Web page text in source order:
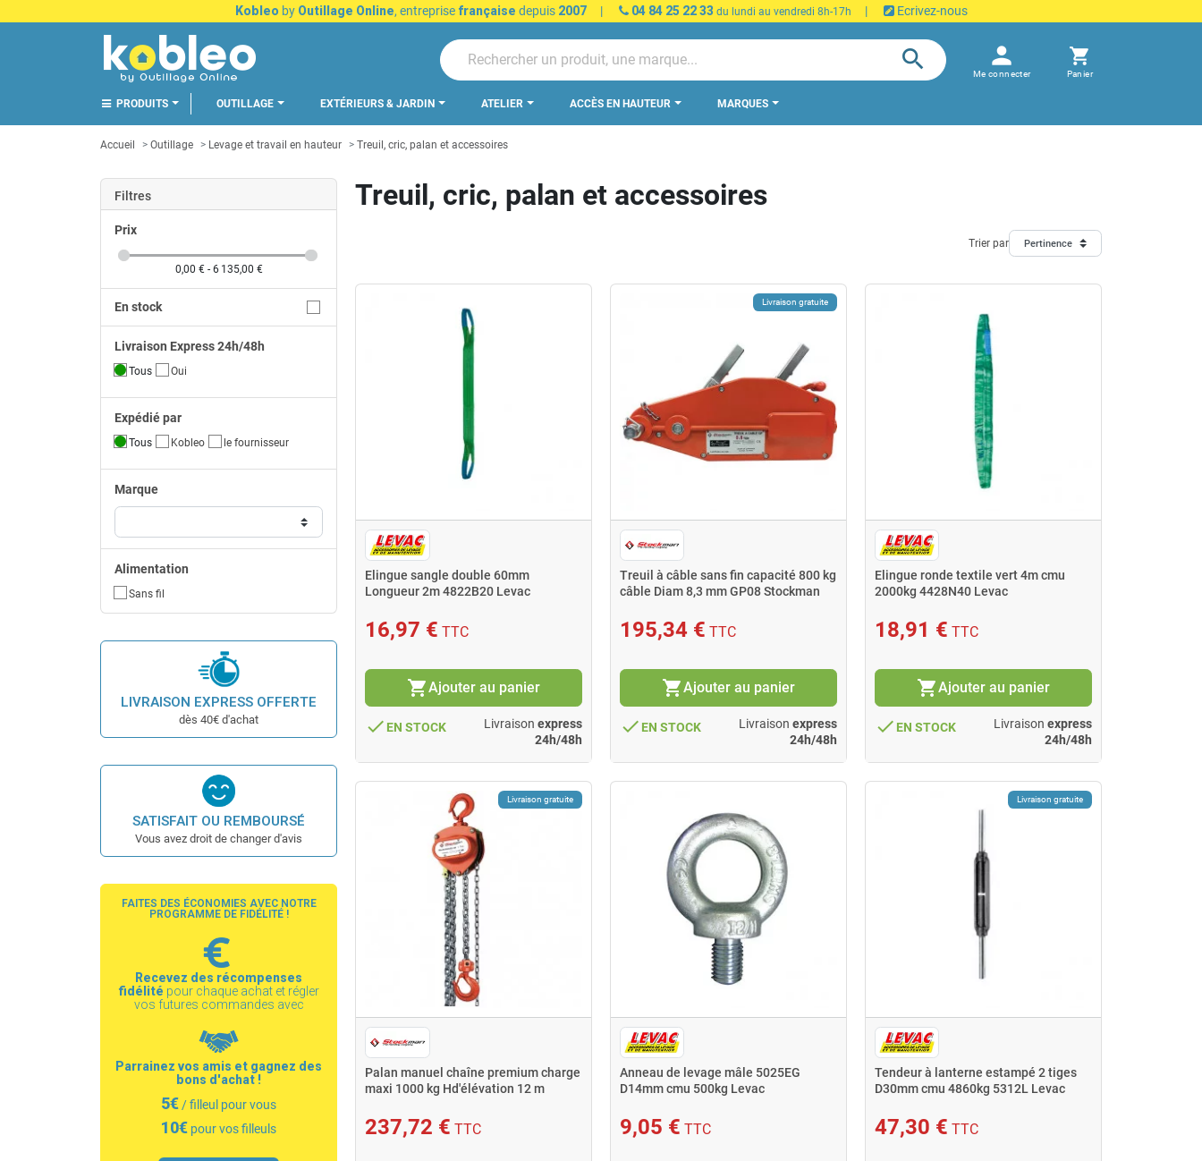
Kobleo by Outillage Online, entreprise française depuis 2007 | 04 84 25 22 33 du lundi au vendredi 8h-17h | Ecrivez-nous
search person
Me connecter
shopping_cart
Panier
PRODUITS OUTILLAGE EXTÉRIEURS & JARDIN ATELIER ACCÈS EN HAUTEUR MARQUES
Accueil Outillage Levage et travail en hauteur Treuil, cric, palan et accessoires
Filtres
Prix
0,00 € - 6 135,00 €
En stock
Livraison Express 24h/48h
Tous Oui
Expédié par
Tous Kobleo le fournisseur
Marque
Alimentation
Sans fil
LIVRAISON EXPRESS OFFERTE
dès 40€ d'achat
SATISFAIT OU REMBOURSÉ
Vous avez droit de changer d'avis
FAITES DES ÉCONOMIES AVEC NOTRE
PROGRAMME DE FIDÉLITÉ !
Recevez des récompenses
fidélité pour chaque achat et régler
vos futures commandes avec
Parrainez vos amis et gagnez des
bons d'achat !
5€ / filleul pour vous
10€ pour vos filleuls
Treuil, cric, palan et accessoires
Trier par Pertinence
Elingue sangle double 60mm
Longueur 2m 4822B20 Levac
16,97 € TTC
shopping_cartAjouter au panier
done EN STOCK Livraison express
24h/48h
Livraison gratuite
Treuil à câble sans fin capacité 800 kg
câble Diam 8,3 mm GP08 Stockman
195,34 € TTC
shopping_cartAjouter au panier
done EN STOCK Livraison express
24h/48h
Elingue ronde textile vert 4m cmu
2000kg 4428N40 Levac
18,91 € TTC
shopping_cartAjouter au panier
done EN STOCK Livraison express
24h/48h
Livraison gratuite
Palan manuel chaîne premium charge
maxi 1000 kg Hd'élévation 12 m
237,72 € TTC
Anneau de levage mâle 5025EG
D14mm cmu 500kg Levac
9,05 € TTC
Livraison gratuite
Tendeur à lanterne estampé 2 tiges
D30mm cmu 4860kg 5312L Levac
47,30 € TTC